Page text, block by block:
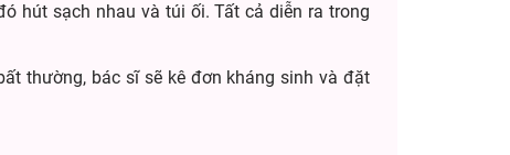
hút sạch nhau và túi ối. Tất cả diễn ra trong
thường, bác sĩ sẽ kê đơn kháng sinh và đặt